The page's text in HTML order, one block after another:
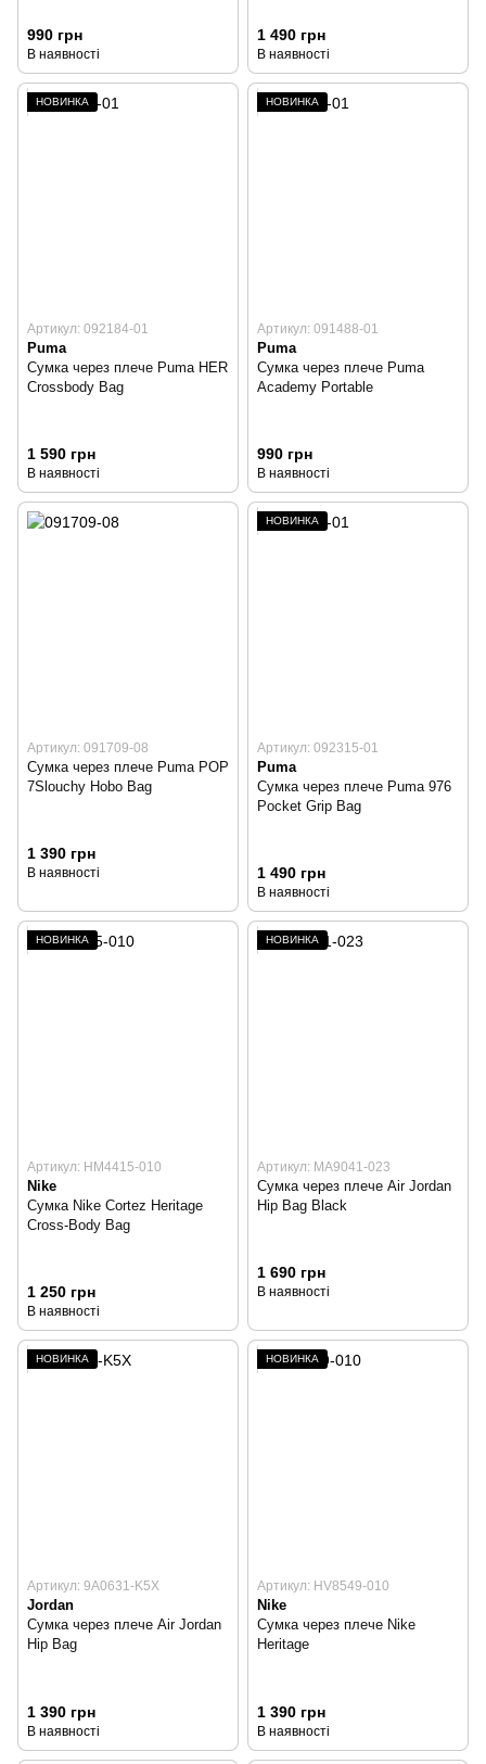
990 грн
В наявності
1 490 грн
В наявності
НОВИНКА
Артикул: 092184-01
Puma
Сумка через плече Puma HER
Crossbody Bag
1 590 грн
В наявності
НОВИНКА
Артикул: 091488-01
Puma
Сумка через плече Puma
Academy Portable
990 грн
В наявності
Артикул: 091709-08
Сумка через плече Puma POP
7Slouchy Hobo Bag
1 390 грн
В наявності
НОВИНКА
Артикул: 092315-01
Puma
Сумка через плече Puma 976
Pocket Grip Bag
1 490 грн
В наявності
НОВИНКА
Артикул: HM4415-010
Nike
Сумка Nike Cortez Heritage
Cross-Body Bag
1 250 грн
В наявності
НОВИНКА
Артикул: MA9041-023
Сумка через плече Air Jordan
Hip Bag Black
1 690 грн
В наявності
НОВИНКА
Артикул: 9A0631-K5X
Jordan
Сумка через плече Air Jordan
Hip Bag
1 390 грн
В наявності
НОВИНКА
Артикул: HV8549-010
Nike
Сумка через плече Nike
Heritage
1 390 грн
В наявності